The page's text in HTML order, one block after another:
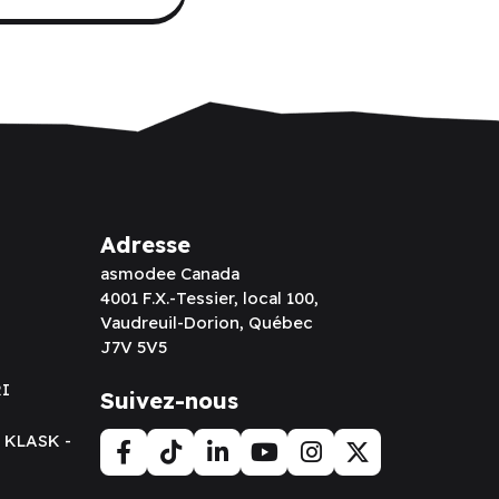
-
Adresse
asmodee Canada
4001 F.X.-Tessier, local 100,
Vaudreuil-Dorion, Québec
J7V 5V5
Suivez-nous